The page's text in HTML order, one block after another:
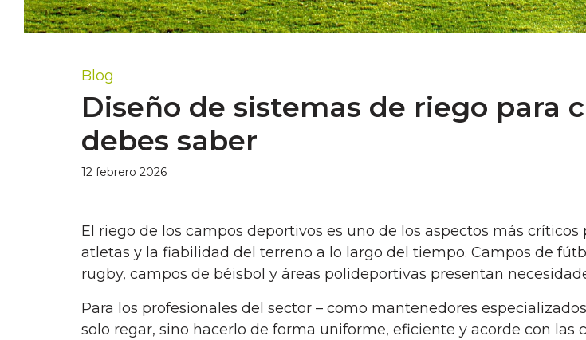
Blog
Diseño de sistemas de riego para
debes saber
12 febrero 2026
El riego de los campos deportivos es uno de los aspectos más
atletas y la fiabilidad del terreno a lo largo del tiempo. Campos de
rugby, campos de béisbol y áreas polideportivas presentan
Para los profesionales del sector – como mantenedores
solo regar, sino hacerlo de forma uniforme, eficiente y acorde con las